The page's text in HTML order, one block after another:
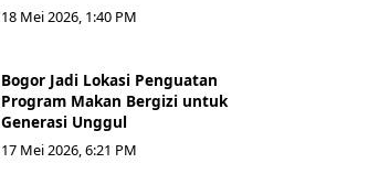
18 Mei 2026, 1:40 PM
Bogor Jadi Lokasi Penguatan
Program Makan Bergizi untuk
Generasi Unggul
17 Mei 2026, 6:21 PM